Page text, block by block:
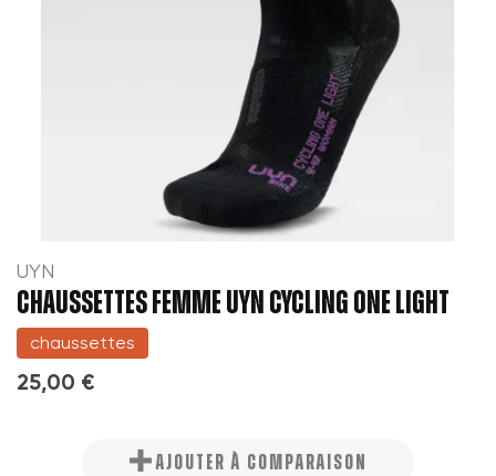
UYN
CHAUSSETTES FEMME UYN CYCLING ONE LIGHT
chaussettes
25,00 €
AJOUTER À COMPARAISON